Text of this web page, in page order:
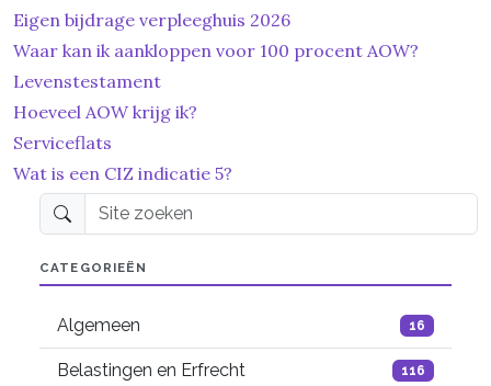
Eigen bijdrage verpleeghuis 2026
Waar kan ik aankloppen voor 100 procent AOW?
Levenstestament
Hoeveel AOW krijg ik?
Serviceflats
Wat is een CIZ indicatie 5?
CATEGORIEËN
Algemeen 16
Belastingen en Erfrecht 116